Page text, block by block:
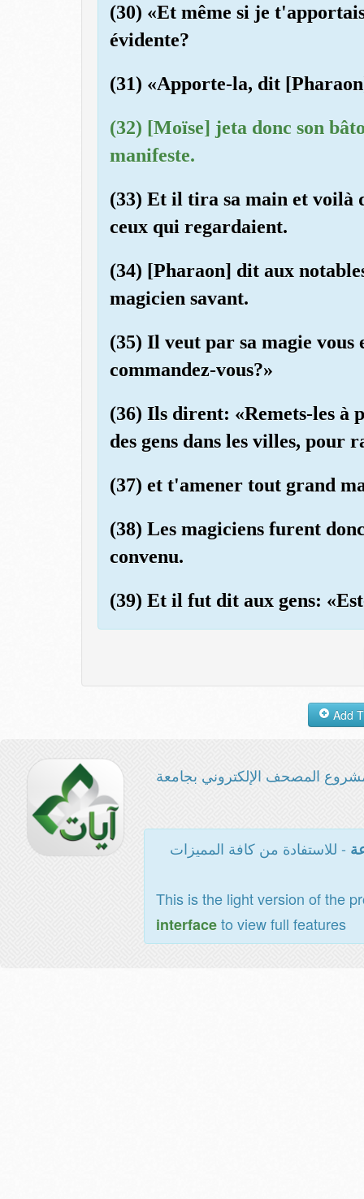
(30) «Et même si je
évidente?
(31) «Apporte-la, dit
(32) [Moïse] jeta donc son
manifeste.
(33) Et il tira sa main et voilà
ceux qui regardaient.
(34) [Pharaon] dit aux
magicien savant.
(35) Il veut par sa magie
commandez-vous?»
(36) Ils dirent: «Remets-les à
des gens dans les villes, pour
(37) et t'amener tout grand
(38) Les magiciens furent
convenu.
(39) Et il fut dit aux gens:
المصحف الإلكتروني بجامعة
- للاستفادة من كافة المميزات
This is the light version of the
interfaceto view full features